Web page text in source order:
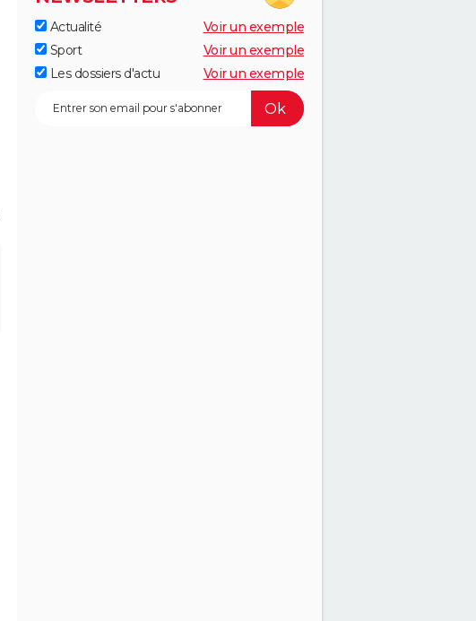
Actualité
Voir un exemple
Sport
Voir un exemple
Les dossiers d'actu
Voir un exemple